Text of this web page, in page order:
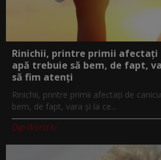
Rinichii, printre primii afectați
apă trebuie să bem, de fapt,
să fim atenți
Rinichii, printre primii afectați de
bem, de fapt, vara și la ce...
Digi-World.tv